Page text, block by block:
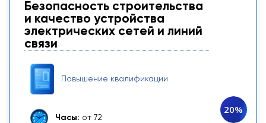
Безопасность строительства
и качество устройства
электрических сетей и линий
связи
Повышение квалификации
Часы: от 72
20%